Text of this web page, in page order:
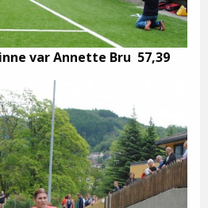
var Annette Bru 57,39